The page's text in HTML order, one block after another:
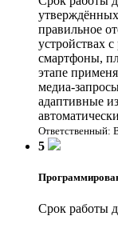
правильное
устройствах
смартфоны,
этапе
медиа-
адаптивные
Ответственный:
5
Срок работы